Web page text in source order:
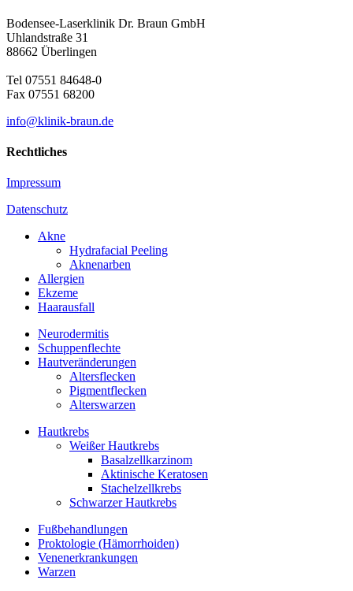
Bodensee-Laserklinik Dr. Braun GmbH
Uhlandstraße 31
88662 Überlingen
Tel 07551 84648-0
Fax 07551 68200
info@klinik-braun.de
Rechtliches
Impressum
Datenschutz
Akne
Hydrafacial Peeling
Aknenarben
Allergien
Ekzeme
Haarausfall
Neurodermitis
Schuppenflechte
Hautveränderungen
Altersflecken
Pigmentflecken
Alterswarzen
Hautkrebs
Weißer Hautkrebs
Basalzellkarzinom
Aktinische Keratosen
Stachelzellkrebs
Schwarzer Hautkrebs
Fußbehandlungen
Proktologie (Hämorrhoiden)
Venenerkrankungen
Warzen